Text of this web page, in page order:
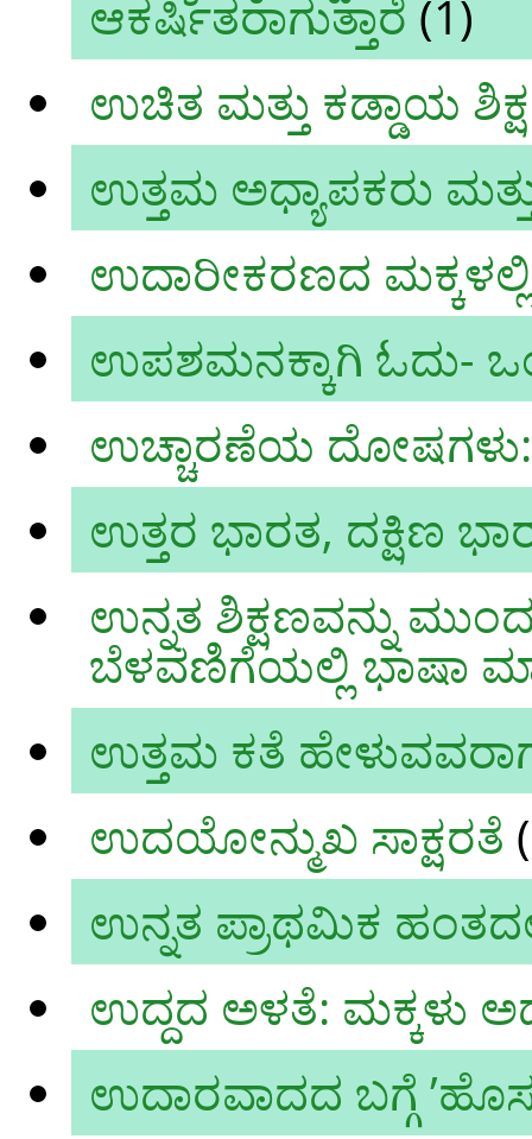
ಆಕರ್ಷಿತರಾಗುತ್ತಾರೆ (1)
ಉಚಿತ ಮತ್ತು ಕಡ್ಡಾಯ
ಉತ್ತಮ ಅಧ್ಯಾಪಕರು
ಉದಾರೀಕರಣದ
ಉಪಶಮನಕ್ಕಾಗಿ ಓದು-
ಉಚ್ಚಾರಣೆಯ ದೋಷಗಳು:
ಉತ್ತರ ಭಾರತ, ದಕ್ಷಿಣ
ಉನ್ನತ ಶಿಕ್ಷಣವನ್ನು
ಬೆಳವಣಿಗೆಯಲ್ಲಿ ಭಾಷಾ
ಉತ್ತಮ ಕತೆ
ಉದಯೋನ್ಮುಖ ಸಾಕ್ಷರತೆ
ಉನ್ನತ ಪ್ರಾಥಮಿಕ
ಉದ್ದದ ಅಳತೆ: ಮಕ್ಕಳು
ಉದಾರವಾದದ ಬಗ್ಗೆ